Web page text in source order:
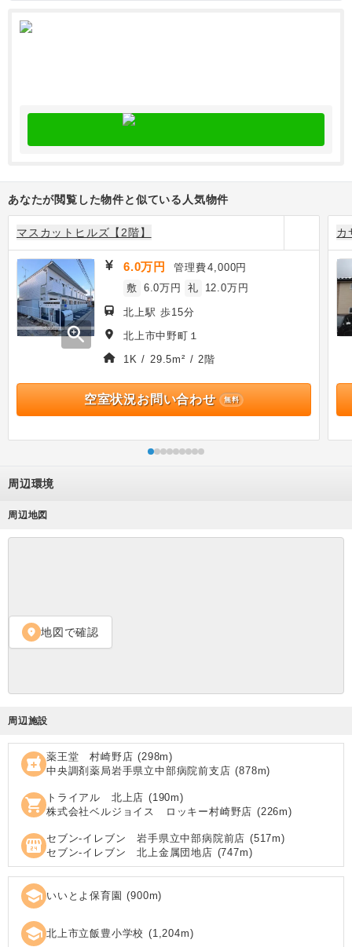
あなたが閲覧した物件と似ている人気物件
マスカットヒルズ【2階】
zoom_in
6.0万円 管理費4,000円
敷 6.0万円 礼 12.0万円
北上駅 歩15分
北上市中野町１
1K / 29.5m² / 2階
空室状況お問い合わせ 無料
カ
周辺環境
周辺地図
location_on 地図で確認
周辺施設
local_pharmacy 薬王堂 村崎野店 (298m)
中央調剤薬局岩手県立中部病院前支店 (878m)
shopping_cart トライアル 北上店 (190m)
株式会社ベルジョイス ロッキー村崎野店 (226m)
local_convenience_store セブン‐イレブン 岩手県立中部病院前店 (517m)
セブン‐イレブン 北上金属団地店 (747m)
school いいとよ保育園 (900m)
school 北上市立飯豊小学校 (1,204m)